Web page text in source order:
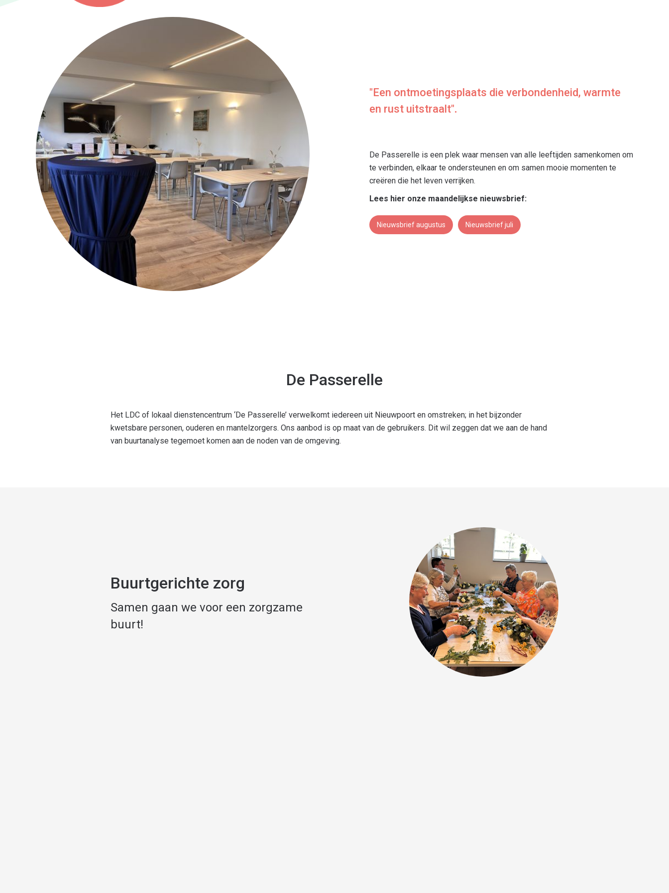
"Een ontmoetingsplaats die verbondenheid, warmte
en rust uitstraalt".
De Passerelle is een plek waar mensen van alle leeftijden samenkomen om
te verbinden, elkaar te ondersteunen en om samen mooie momenten te
creëren die het leven verrijken.
Lees hier onze maandelijkse nieuwsbrief:
Nieuwsbrief augustus Nieuwsbrief juli
De Passerelle
Het LDC of lokaal dienstencentrum ‘De Passerelle’ verwelkomt iedereen uit Nieuwpoort en omstreken; in het bijzonder
kwetsbare personen, ouderen en mantelzorgers. Ons aanbod is op maat van de gebruikers. Dit wil zeggen dat we aan de hand
van buurtanalyse tegemoet komen aan de noden van de omgeving.
Buurtgerichte zorg
Samen gaan we voor een zorgzame
buurt!